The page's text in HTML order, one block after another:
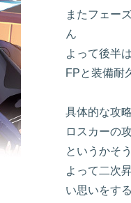
またフェー
ん
よって後半
FPと装備耐
具体的な攻
ロスカーの
というかそ
よって二次
い思いをす